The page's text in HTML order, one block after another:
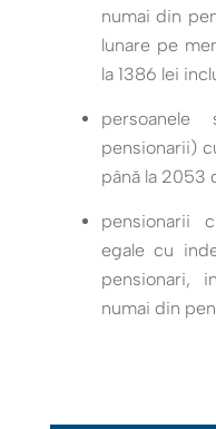
numai din
lunare pe
la 1386 lei
pensionarii)
până la 2053
pensionarii
egale cu
pensionari,
numai din